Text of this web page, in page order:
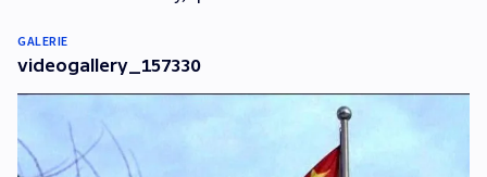
GALERIE
videogallery_157330